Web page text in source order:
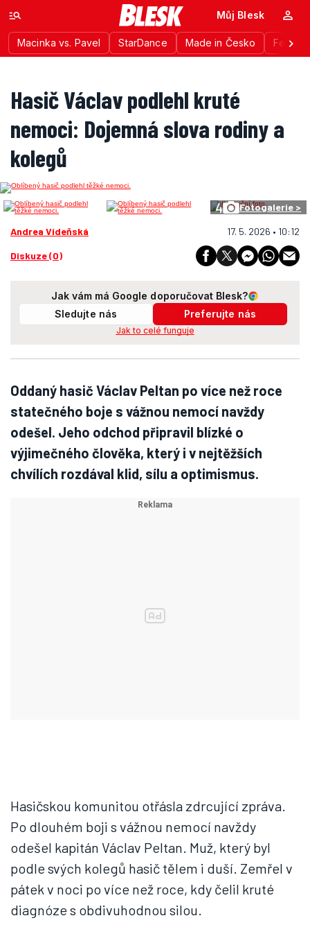
Macinka vs. Pavel StarDance Made in Česko
Můj Blesk
Hasič Václav podlehl kruté
nemoci: Dojemná slova rodiny a
kolegů
4 Fotogalerie >
Andrea Vídeňská 17. 5. 2026 • 10:12
Diskuze (0)
Jak vám má Google doporučovat Blesk?
Sledujte nás
Preferujte nás
Jak to celé funguje
Oddaný hasič Václav Peltan po více než roce
statečného boje s vážnou nemocí navždy
odešel. Jeho odchod připravil blízké o
výjimečného člověka, který i v nejtěžších
chvílích rozdával klid, sílu a optimismus.
Hasičskou komunitou otřásla zdrcující zpráva.
Po dlouhém boji s vážnou nemocí navždy
odešel kapitán Václav Peltan. Muž, který byl
podle svých kolegů hasič tělem i duší. Zemřel v
pátek v noci po více než roce, kdy čelil kruté
diagnóze s obdivuhodnou silou.